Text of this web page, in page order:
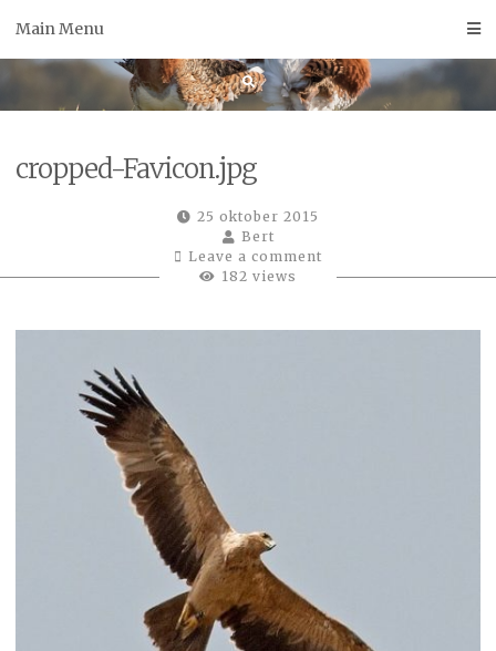
Main Menu
cropped-Favicon.jpg
25 oktober 2015
Bert
Leave a comment
182 views